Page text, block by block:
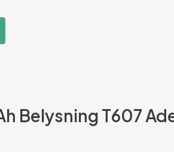
Belysning T607